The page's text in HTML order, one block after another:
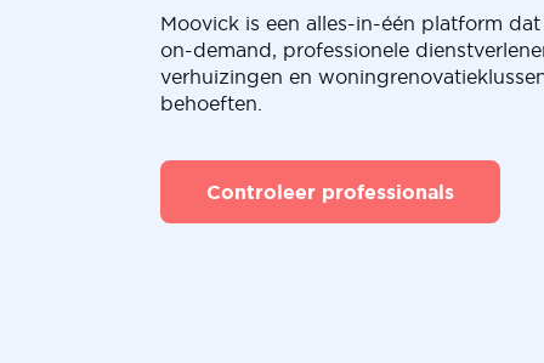
Moovick is een alles-in-één platform
on-demand, professionele
verhuizingen en
behoeften.
Controleer professionals